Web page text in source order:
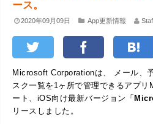
ース。
2020年09月09日 App更新情報
Microsoft Corporationは、 メール、
スク一覧を1ヶ所で管理できるアプ
ート、iOS向け最新バージョン「
リースしました。